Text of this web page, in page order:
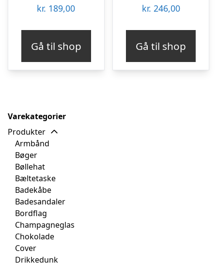
kr. 189,00
Gå til shop
kr. 246,00
Gå til shop
Varekategorier
Produkter
Armbånd
Bøger
Bøllehat
Bæltetaske
Badekåbe
Badesandaler
Bordflag
Champagneglas
Chokolade
Cover
Drikkedunk